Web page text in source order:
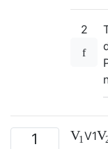
2
1 V1 V1V